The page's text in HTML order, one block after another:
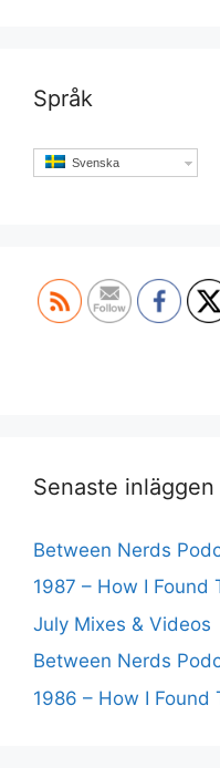
Språk
Svenska
Senaste inläggen
Between Nerds
1987 – How I Found
July Mixes & Videos
Between Nerds
1986 – How I Found